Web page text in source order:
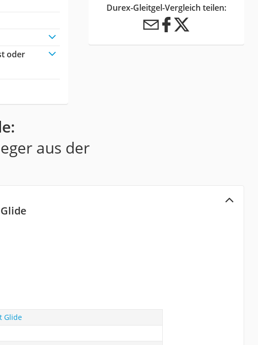
oder
Durex-Gleitgel-Vergleich teilen:
aus der
Glide